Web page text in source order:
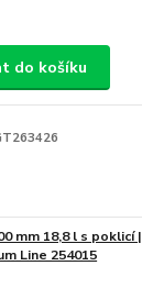
do košíku
mm 18,8 l s poklicí |
Line 254015